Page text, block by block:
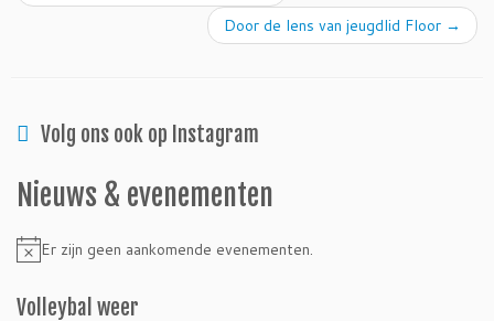
Door de lens van jeugdlid Floor →
Volg ons ook op Instagram
Nieuws & evenementen
BerichtEr zijn geen aankomende evenementen.
Volleybal weer